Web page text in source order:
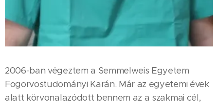
2006-ban végeztem a Semmelweis Egyetem
Fogorvostudományi Karán. Már az egyetemi évek
alatt körvonalazódott bennem az a szakmai cél,